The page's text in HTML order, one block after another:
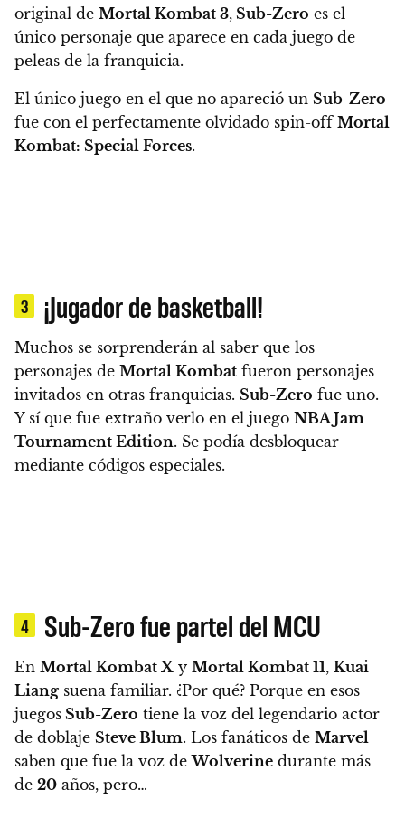
original de Mortal Kombat 3, Sub-Zero es el
único personaje que aparece en cada juego de
peleas de la franquicia.
El único juego en el que no apareció un Sub-Zero
fue con el perfectamente olvidado spin-off Mortal
Kombat: Special Forces.
3 ¡Jugador de basketball!
Muchos se sorprenderán al saber que los
personajes de Mortal Kombat fueron personajes
invitados en otras franquicias. Sub-Zero fue uno.
Y sí que fue extraño verlo en el juego NBA Jam
Tournament Edition. Se podía desbloquear
mediante códigos especiales.
4 Sub-Zero fue partel del MCU
En Mortal Kombat X y Mortal Kombat 11, Kuai
Liang suena familiar. ¿Por qué? Porque en esos
juegos Sub-Zero tiene la voz del legendario actor
de doblaje Steve Blum. Los fanáticos de Marvel
saben que fue la voz deWolverine durante más
de 20 años, pero…